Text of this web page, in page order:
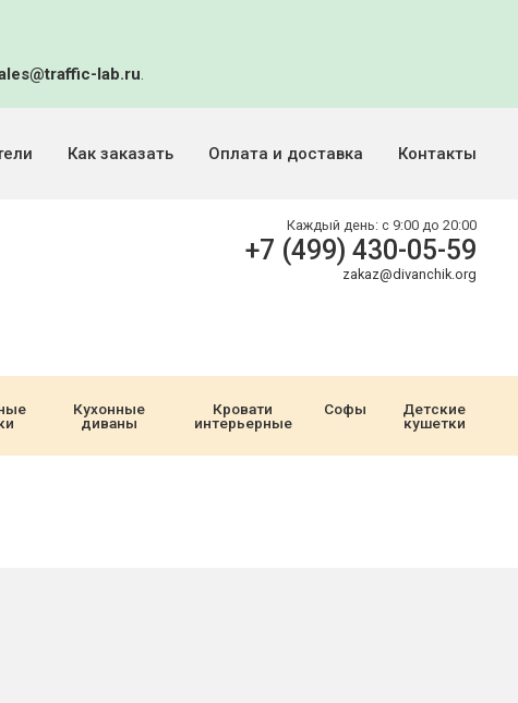
lab.ru.
Как заказать Оплата и доставка Контакты
Каждый день: с 9:00 до 20:00
+7 (499) 430-05-59
zakaz@divanchik.org
Кухонные
диваны
Кровати
интерьерные
Софы
Детские
кушетки